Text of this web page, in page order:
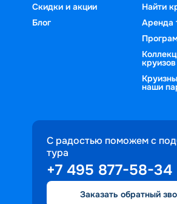
Скидки и акции
Блог
Найти
Аренда
круизов
наши
С радостью поможем с
тура
+7 495 877-58-34
Заказать обратный